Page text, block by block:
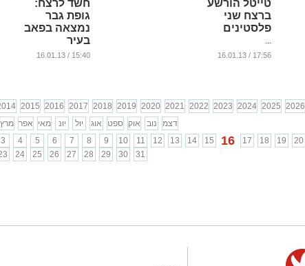
טייטל הורשע
ברצח שני
פלסטינים
...
17:56 / 16.01.13
חשד לרצח:
גופת גבר
נמצאה בפאב
בעיר
...
15:40 / 16.01.13
2015 2016 2017 2018 2019 2020 2021 2022 2023 2024 2025 2026
מרץ אפר מאי יונ יול אוג ספט אוק נוב
דצמ
3 4 5 6 7 8 9 10 11 12 13 14 15 16 17 18 19
20
24 25 26 27 28 29 30 31